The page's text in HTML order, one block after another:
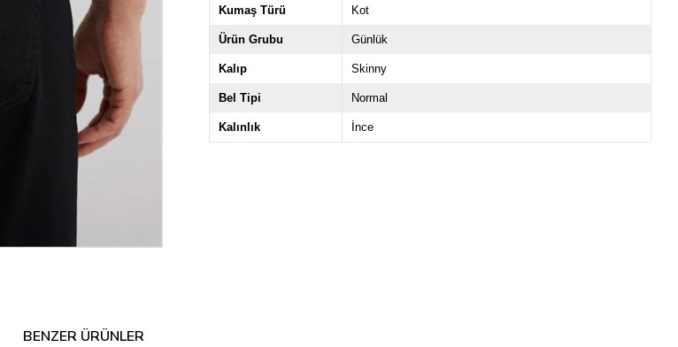
Kumaş Türü Kot
Ürün Grubu Günlük
Kalıp Skinny
Bel Tipi Normal
Kalınlık İnce
BENZER ÜRÜNLER